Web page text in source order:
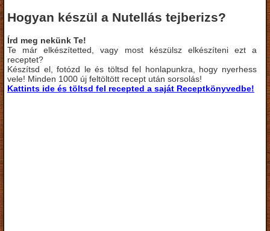
Hogyan készül a Nutellás tejberizs?
Írd meg nekünk Te!
Te már elkészítetted, vagy most készülsz elkészíteni ezt a
receptet?
Készítsd el, fotózd le és töltsd fel honlapunkra, hogy nyerhess
vele! Minden 1000 új feltöltött recept után sorsolás!
Kattints ide és töltsd fel recepted a saját Receptkönyvedbe!